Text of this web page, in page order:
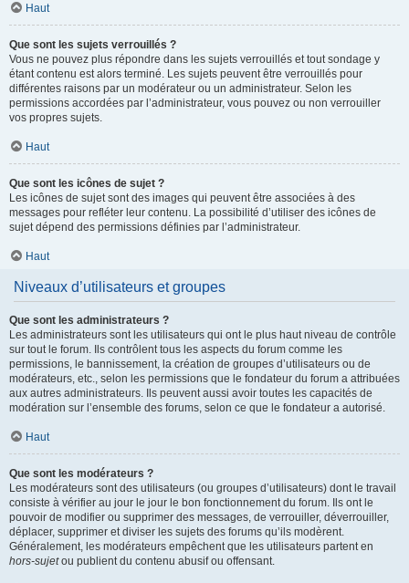
Haut
Que sont les sujets verrouillés ?
Vous ne pouvez plus répondre dans les sujets verrouillés et tout sondage y
étant contenu est alors terminé. Les sujets peuvent être verrouillés pour
différentes raisons par un modérateur ou un administrateur. Selon les
permissions accordées par l’administrateur, vous pouvez ou non verrouiller
vos propres sujets.
Haut
Que sont les icônes de sujet ?
Les icônes de sujet sont des images qui peuvent être associées à des
messages pour refléter leur contenu. La possibilité d’utiliser des icônes de
sujet dépend des permissions définies par l’administrateur.
Haut
Niveaux d’utilisateurs et groupes
Que sont les administrateurs ?
Les administrateurs sont les utilisateurs qui ont le plus haut niveau de contrôle
sur tout le forum. Ils contrôlent tous les aspects du forum comme les
permissions, le bannissement, la création de groupes d’utilisateurs ou de
modérateurs, etc., selon les permissions que le fondateur du forum a attribuées
aux autres administrateurs. Ils peuvent aussi avoir toutes les capacités de
modération sur l’ensemble des forums, selon ce que le fondateur a autorisé.
Haut
Que sont les modérateurs ?
Les modérateurs sont des utilisateurs (ou groupes d’utilisateurs) dont le travail
consiste à vérifier au jour le jour le bon fonctionnement du forum. Ils ont le
pouvoir de modifier ou supprimer des messages, de verrouiller, déverrouiller,
déplacer, supprimer et diviser les sujets des forums qu’ils modèrent.
Généralement, les modérateurs empêchent que les utilisateurs partent en
hors-sujetou publient du contenu abusif ou offensant.